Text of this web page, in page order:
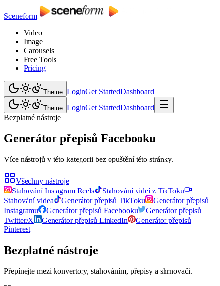
Sceneform
Video
Image
Carousels
Free Tools
Pricing
Theme LoginGet StartedDashboard
Theme LoginGet StartedDashboard
Bezplatné nástroje
Generátor přepisů Facebooku
Více nástrojů v této kategorii bez opuštění této stránky.
Všechny nástroje
Stahování Instagram Reels
Stahování videí z TikToku
Stahování videa
Generátor přepisů TikToku
Generátor přepisů
Instagramu
Generátor přepisů Facebooku
Generátor přepisů
Twitter/X
Generátor přepisů LinkedIn
Generátor přepisů
Pinterest
Bezplatné nástroje
Přepínejte mezi konvertory, stahováním, přepisy a shrnovači.